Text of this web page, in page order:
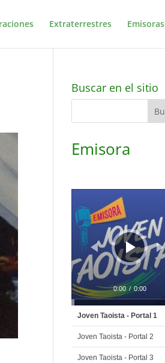
Extraterrestres Emisoras
Buscar en el sitio
Emisora
Reproductor
audio
0:00 / 0:00
Joven Taoista - Portal 1
Joven Taoista - Portal 2
Joven Taoista - Portal 3